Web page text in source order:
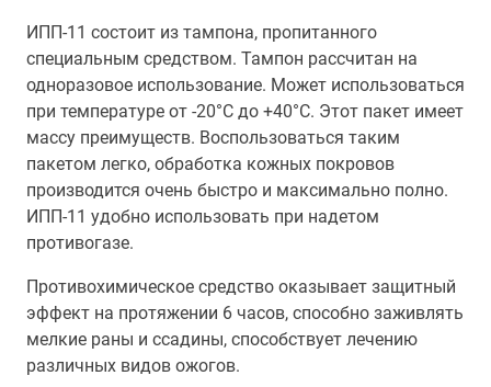
ИПП-11 состоит из тампона, пропитанного
специальным средством. Тампон рассчитан на
одноразовое использование. Может использоваться
при температуре от -20°С до +40°С. Этот пакет имеет
массу преимуществ. Воспользоваться таким
пакетом легко, обработка кожных покровов
производится очень быстро и максимально полно.
ИПП-11 удобно использовать при надетом
противогазе.
Противохимическое средство оказывает защитный
эффект на протяжении 6 часов, способно заживлять
мелкие раны и ссадины, способствует лечению
различных видов ожогов.